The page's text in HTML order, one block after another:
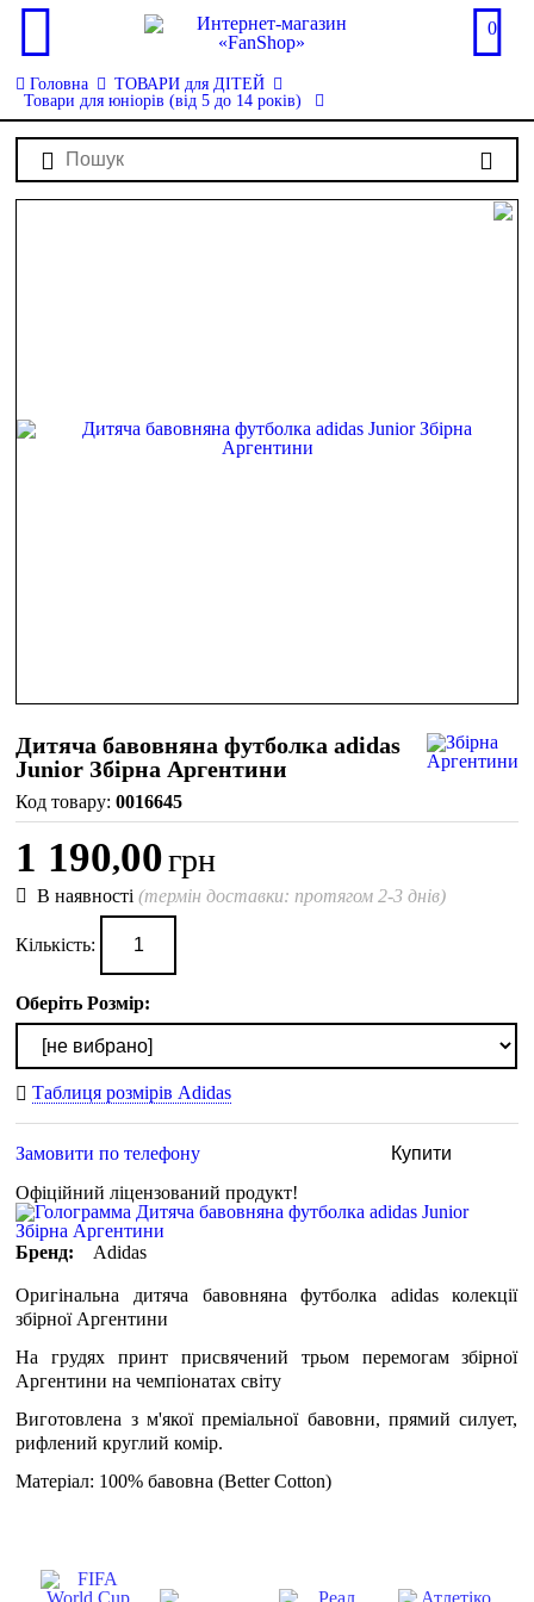
0
Головна
ТОВАРИ для ДІТЕЙ
Товари для юніорів (від 5 до 14 років)
Дитяча бавовняна футболка adidas
Junior Збірна Аргентини
0016645
1 190,00грн
В наявності(термін доставки: протягом 2-3 днів)
Кількість:
Оберіть Розмір:
Таблиця розмірів Adidas
Замовити по телефону
Купити
Офіційний ліцензований продукт!
Бренд: Adidas
Оригінальна дитяча бавовняна футболка adidas колекції
збірної Аргентини
На грудях принт присвячений трьом перемогам збірної
Аргентини на чемпіонатах світу
Виготовлена ​​з м'якої преміальної бавовни, прямий силует,
рифлений круглий комір.
Матеріал: 100% бавовна (Better Cotton)